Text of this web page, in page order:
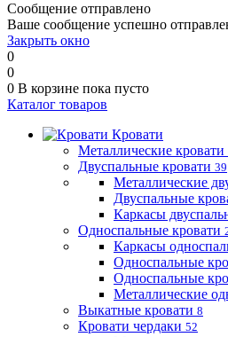
Сообщение отправлено
Ваше сообщение успешно
Закрыть окно
0
0
0 В корзине пока пусто
Каталог товаров
Кровати
Металлические кровати
Двуспальные кровати 39
Металлические
Двуспальные
Каркасы
Односпальные кровати
Каркасы
Односпальные
Односпальные
Металлические
Выкатные кровати 8
Кровати чердаки 52